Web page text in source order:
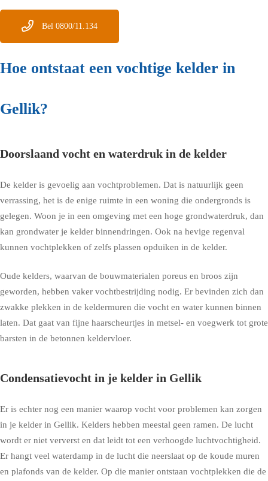
Bel 0800/11.134
Hoe ontstaat een vochtige kelder in
Gellik?
Doorslaand vocht en waterdruk in de kelder
De kelder is gevoelig aan vochtproblemen. Dat is natuurlijk geen
verrassing, het is de enige ruimte in een woning die ondergronds is
gelegen. Woon je in een omgeving met een hoge grondwaterdruk, dan
kan grondwater je kelder binnendringen. Ook na hevige regenval
kunnen vochtplekken of zelfs plassen opduiken in de kelder.
Oude kelders, waarvan de bouwmaterialen poreus en broos zijn
geworden, hebben vaker vochtbestrijding nodig. Er bevinden zich dan
zwakke plekken in de keldermuren die vocht en water kunnen binnen
laten. Dat gaat van fijne haarscheurtjes in metsel- en voegwerk tot grote
barsten in de betonnen keldervloer.
Condensatievocht in je kelder in Gellik
Er is echter nog een manier waarop vocht voor problemen kan zorgen
in je kelder in Gellik. Kelders hebben meestal geen ramen. De lucht
wordt er niet ververst en dat leidt tot een verhoogde luchtvochtigheid.
Er hangt veel waterdamp in de lucht die neerslaat op de koude muren
en plafonds van de kelder. Op die manier ontstaan vochtplekken die de